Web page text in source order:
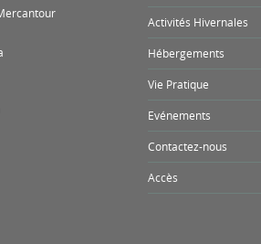
Activités Hivernales
Hébergements
Vie Pratique
Evénements
Contactez-nous
Accès